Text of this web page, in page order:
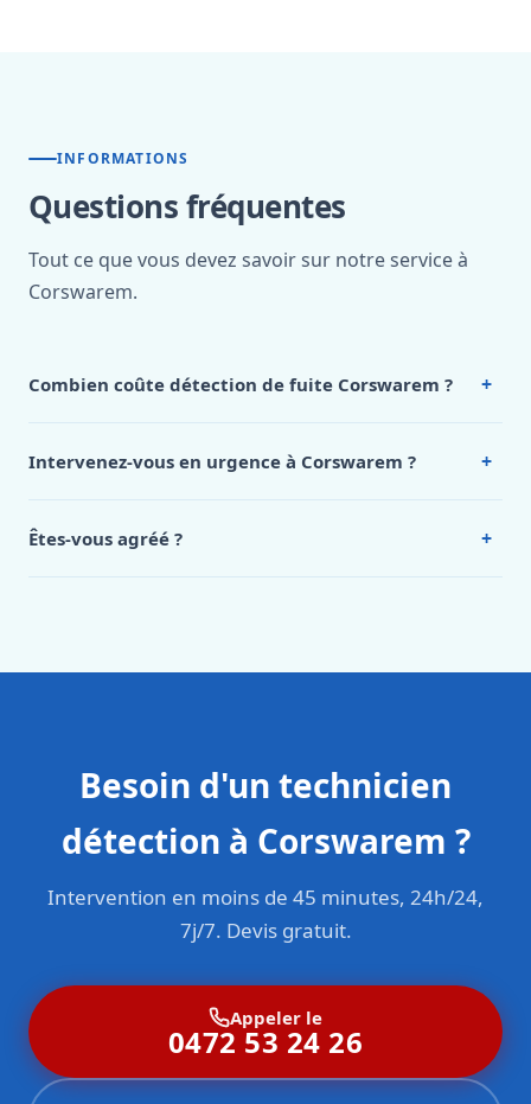
INFORMATIONS
Questions fréquentes
Tout ce que vous devez savoir sur notre service à
Corswarem.
Combien coûte détection de fuite Corswarem ? +
Corswarem, appelez le 0472 53 24 26.
Intervenez-vous en urgence à Corswarem ? +
Êtes-vous agréé ? +
Besoin d'un technicien
détection à Corswarem ?
Intervention en moins de 45 minutes, 24h/24,
7j/7. Devis gratuit.
Appeler le
0472 53 24 26